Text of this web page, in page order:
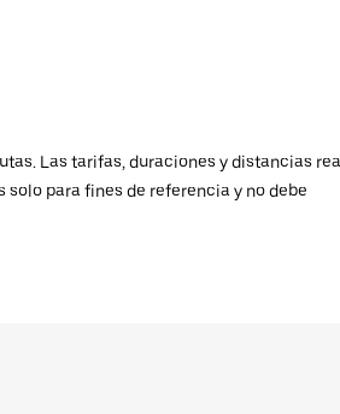
Las tarifas, duraciones y distancias
para fines de referencia y no debe